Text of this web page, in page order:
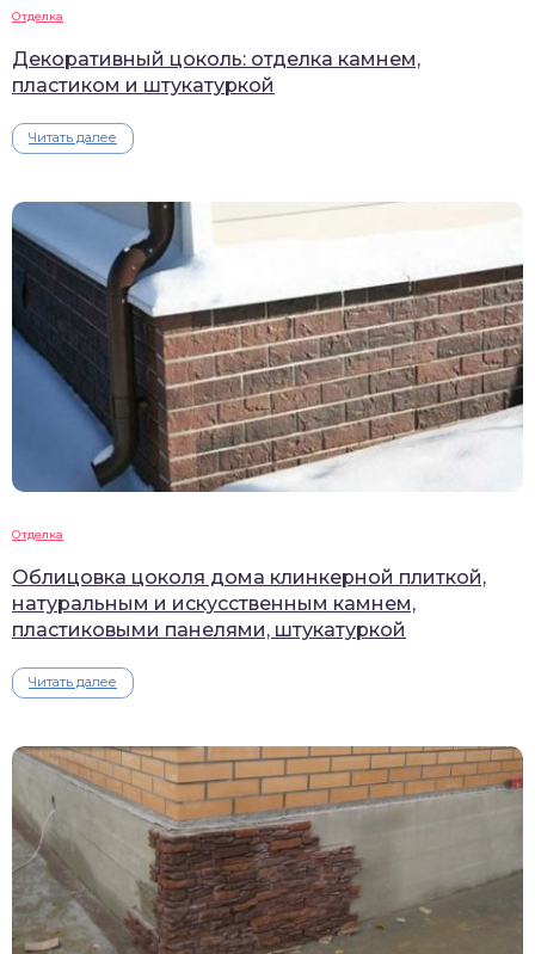
Отделка
Декоративный цоколь: отделка камнем,
пластиком и штукатуркой
Читать далее
Отделка
Облицовка цоколя дома клинкерной плиткой,
натуральным и искусственным камнем,
пластиковыми панелями, штукатуркой
Читать далее